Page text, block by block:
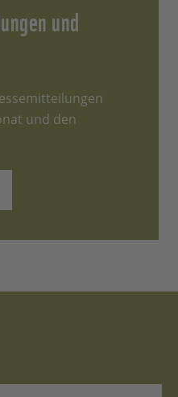
und
und den